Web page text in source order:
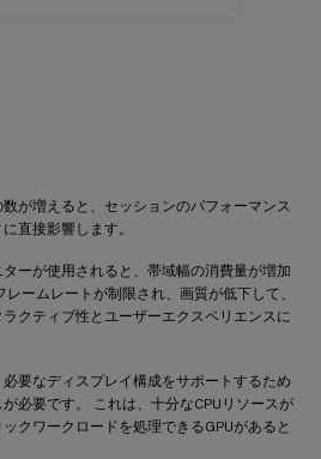
が増えると、セッションのパフォーマンス
直接影響します。
ーが使用されると、帯域幅の消費量が増加
ームレートが制限され、画質が低下して、
クティブ性とユーザーエクスペリエンスに
要なディスプレイ構成をサポートするため
必要です。 これは、十分なCPUリソースが
クワークロードを処理できるGPUがあると